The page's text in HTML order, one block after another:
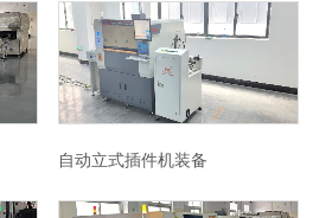
自动立式插件机装备